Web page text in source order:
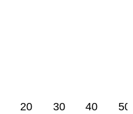
20 30 40 50